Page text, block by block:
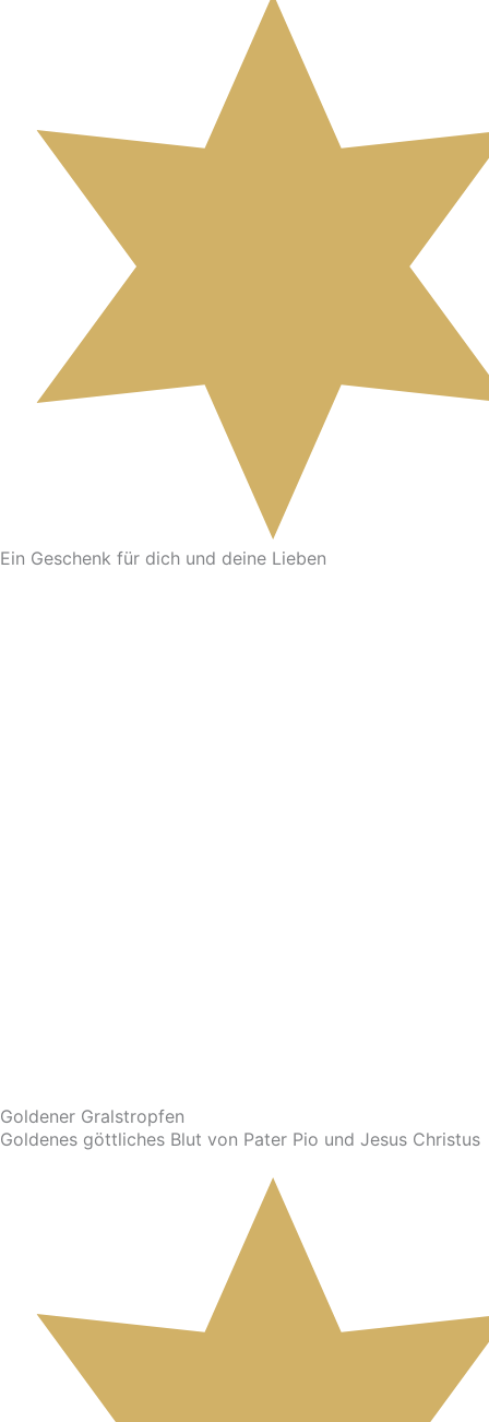
Ein Geschenk für dich und deine Lieben
Goldener Gralstropfen
Goldenes göttliches Blut von Pater Pio und Jesus Christus